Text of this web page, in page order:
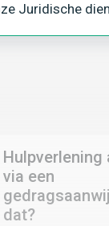
Juridische
Hulpverlening
via een
dat?